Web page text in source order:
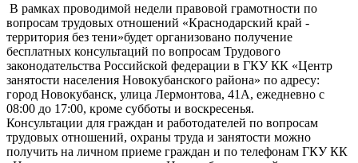
В рамках проводимой недели правовой грамотности по
вопросам трудовых отношений «Краснодарский край -
территория без тени»будет организовано получение
бесплатных консультаций по вопросам Трудового
законодательства Российской федерации в ГКУ КК «Центр
занятости населения Новокубанского района» по адресу:
город Новокубанск, улица Лермонтова, 41А, ежедневно с
08:00 до 17:00, кроме субботы и воскресенья.
Консультации для граждан и работодателей по вопросам
трудовых отношений, охраны труда и занятости можно
получить на личном приеме граждан и по телефонам ГКУ КК